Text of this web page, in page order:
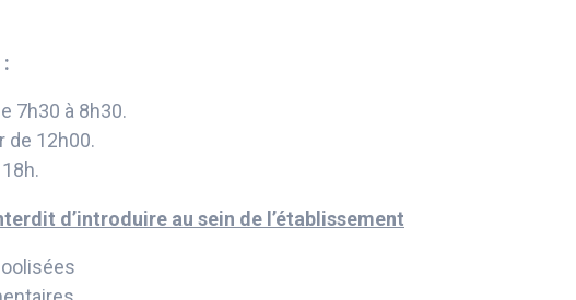
7h30 à 8h30.
de 12h00.
d’introduire au sein de l’établissement